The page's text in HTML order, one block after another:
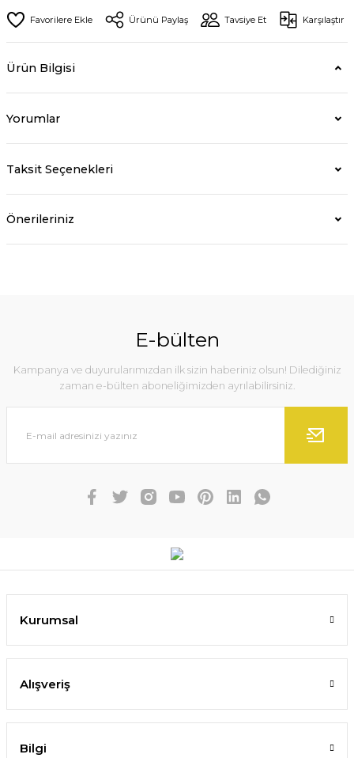
Ürünü Paylaş Tavsiye Et Karşılaştır
Ürün Bilgisi
Yorumlar
Taksit Seçenekleri
Önerileriniz
E-bülten
Kampanya ve duyurularımızdan ilk sizin haberiniz olsun! Dilediğiniz
zaman e-bülten aboneliğimizden ayrılabilirsiniz.
Kurumsal
Alışveriş
Bilgi